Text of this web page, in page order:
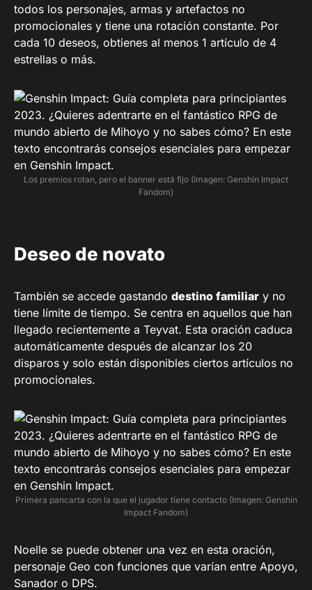
todos los personajes, armas y artefactos no
promocionales y tiene una rotación constante. Por
cada 10 deseos, obtienes al menos 1 artículo de 4
estrellas o más.
Los premios rotan, pero el banner está fijo (Imagen: Genshin Impact
Fandom)
Deseo de novato
También se accede gastando destino familiar y no
tiene límite de tiempo. Se centra en aquellos que han
llegado recientemente a Teyvat. Esta oración caduca
automáticamente después de alcanzar los 20
disparos y solo están disponibles ciertos artículos no
promocionales.
Primera pancarta con la que el jugador tiene contacto (Imagen: Genshin
Impact Fandom)
Noelle se puede obtener una vez en esta oración,
personaje Geo con funciones que varían entre Apoyo,
Sanador o DPS.